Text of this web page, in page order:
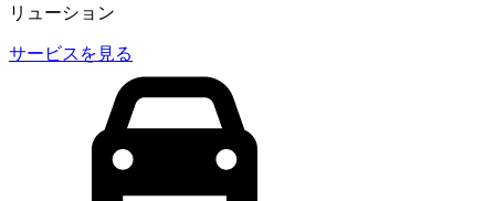
リューション
サービスを見る